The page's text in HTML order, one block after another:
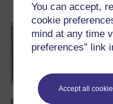
You can accept,
cookie
mind at any time
preferences” link
Accept all
Crue